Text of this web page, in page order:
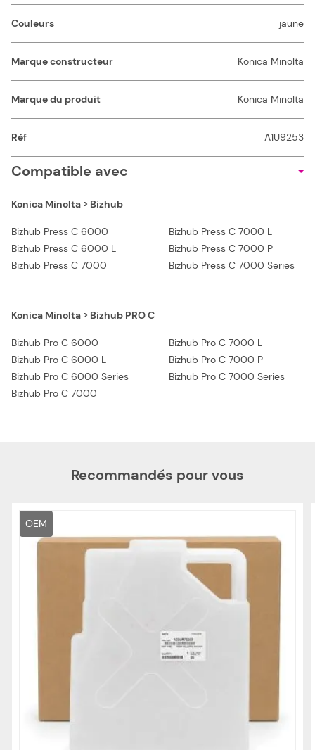
Couleurs jaune
Marque constructeur Konica Minolta
Marque du produit Konica Minolta
Réf A1U9253
Compatible avec
Konica Minolta > Bizhub
Bizhub Press C 6000
Bizhub Press C 6000 L
Bizhub Press C 7000
Bizhub Press C 7000 L
Bizhub Press C 7000 P
Bizhub Press C 7000 Series
Konica Minolta > Bizhub PRO C
Bizhub Pro C 6000
Bizhub Pro C 6000 L
Bizhub Pro C 6000 Series
Bizhub Pro C 7000
Bizhub Pro C 7000 L
Bizhub Pro C 7000 P
Bizhub Pro C 7000 Series
Recommandés pour vous
OEM